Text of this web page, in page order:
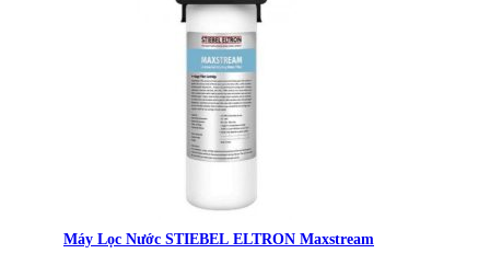
Máy Lọc Nước STIEBEL ELTRON Maxstream